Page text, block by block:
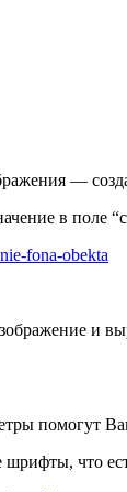
—
в поле
и
помогут
что